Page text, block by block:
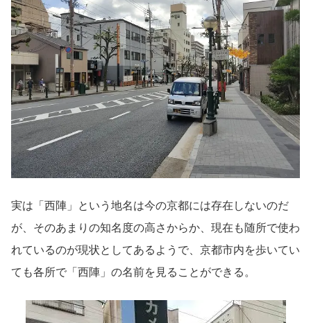
実は「西陣」という地名は今の京都には存在しないのだ
が、そのあまりの知名度の高さからか、現在も随所で使わ
れているのが現状としてあるようで、京都市内を歩いてい
ても各所で「西陣」の名前を見ることができる。